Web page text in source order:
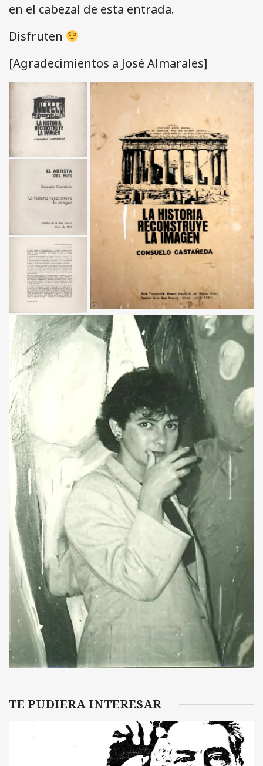
en el cabezal de esta entrada.
Disfruten
[Agradecimientos a José Almarales]
TE PUDIERA INTERESAR